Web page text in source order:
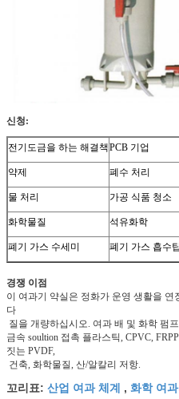
신청:
전기도금을 하는 해결책PCB 기업
약제 폐수 처리
물 처리 가공 식품 청소
화학물질 석유화학
폐기 가스 수세미 폐기 가스 흡수
경쟁 이점
이 여과기 약실은 정화가 운영 생활을 연
다
질을 개량하십시오. 여과 배 및 화학 펌
금속 soultion 접촉 플라스틱, CPVC,
짓는 PVDF,
건축, 화학물질, 산/알칼리 저항.
꼬리표: 산업 여과 체계 , 화학 여